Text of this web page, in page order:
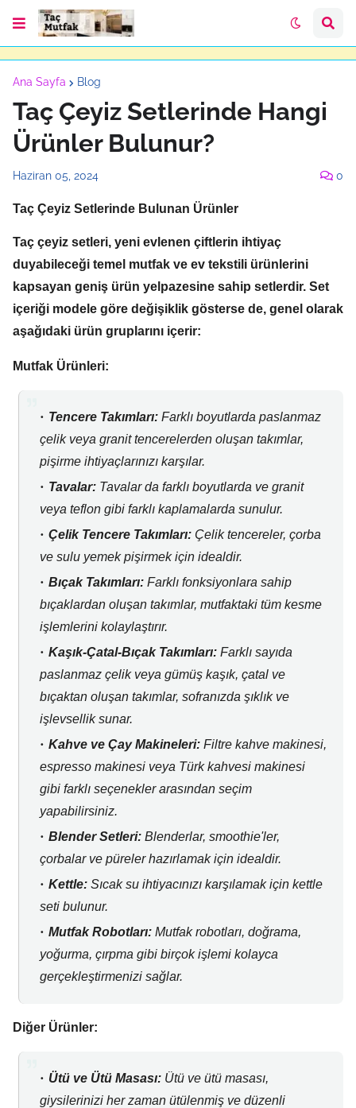
Ana Sayfa Blog
Taç Çeyiz Setlerinde Hangi
Ürünler Bulunur?
Haziran 05, 2024 0
Taç Çeyiz Setlerinde Bulunan Ürünler
Taç çeyiz setleri, yeni evlenen çiftlerin ihtiyaç
duyabileceği temel mutfak ve ev tekstili ürünlerini
kapsayan geniş ürün yelpazesine sahip setlerdir. Set
içeriği modele göre değişiklik gösterse de, genel olarak
aşağıdaki ürün gruplarını içerir:
Mutfak Ürünleri:
Tencere Takımları:Farklı boyutlarda paslanmaz
çelik veya granit tencerelerden oluşan takımlar,
pişirme ihtiyaçlarınızı karşılar.
Tavalar:Tavalar da farklı boyutlarda ve granit
veya teflon gibi farklı kaplamalarda sunulur.
Çelik Tencere Takımları:Çelik tencereler, çorba
ve sulu yemek pişirmek için idealdir.
Bıçak Takımları:Farklı fonksiyonlara sahip
bıçaklardan oluşan takımlar, mutfaktaki tüm kesme
işlemlerini kolaylaştırır.
Kaşık-Çatal-Bıçak Takımları:Farklı sayıda
paslanmaz çelik veya gümüş kaşık, çatal ve
bıçaktan oluşan takımlar, sofranızda şıklık ve
işlevsellik sunar.
Kahve ve Çay Makineleri:Filtre kahve makinesi,
espresso makinesi veya Türk kahvesi makinesi
gibi farklı seçenekler arasından seçim
yapabilirsiniz.
Blender Setleri:Blenderlar, smoothie'ler,
çorbalar ve püreler hazırlamak için idealdir.
Kettle:Sıcak su ihtiyacınızı karşılamak için kettle
seti bulunur.
Mutfak Robotları:Mutfak robotları, doğrama,
yoğurma, çırpma gibi birçok işlemi kolayca
gerçekleştirmenizi sağlar.
Diğer Ürünler:
Ütü ve Ütü Masası:Ütü ve ütü masası,
giysilerinizi her zaman ütülenmiş ve düzenli